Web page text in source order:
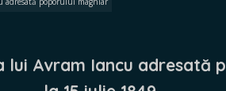
lui Avram Iancu adresată